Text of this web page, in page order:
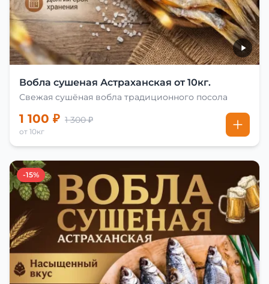
Вобла сушеная Астраханская от 10кг.
Свежая сушёная вобла традиционного посола
1 100 ₽ 1 300 ₽
от 10кг
-15%